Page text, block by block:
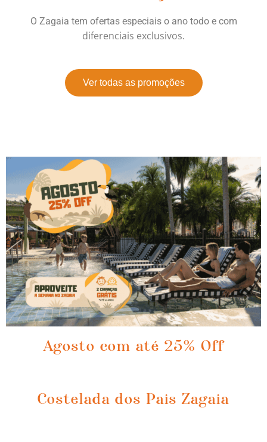
O Zagaia tem ofertas especiais o ano todo e com
diferenciais exclusivos.
Ver todas as promoções
Agosto com até 25% Off
Costelada dos Pais Zagaia